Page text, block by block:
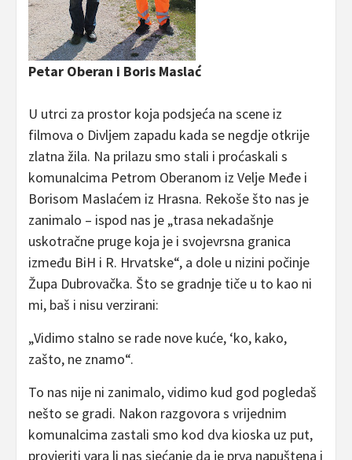
Petar Oberan i Boris Maslać
U utrci za prostor koja podsjeća na scene iz
filmova o Divljem zapadu kada se negdje otkrije
zlatna žila. Na prilazu smo stali i proćaskali s
komunalcima Petrom Oberanom iz Velje Međe i
Borisom Maslaćem iz Hrasna. Rekoše što nas je
zanimalo – ispod nas je „trasa nekadašnje
uskotračne pruge koja je i svojevrsna granica
između BiH i R. Hrvatske“, a dole u nizini počinje
Župa Dubrovačka. Što se gradnje tiče u to kao ni
mi, baš i nisu verzirani:
„Vidimo stalno se rade nove kuće, ‘ko, kako,
zašto, ne znamo“.
To nas nije ni zanimalo, vidimo kud god pogledaš
nešto se gradi. Nakon razgovora s vrijednim
komunalcima zastali smo kod dva kioska uz put,
provjeriti vara li nas sjećanje da je prva napuštena i